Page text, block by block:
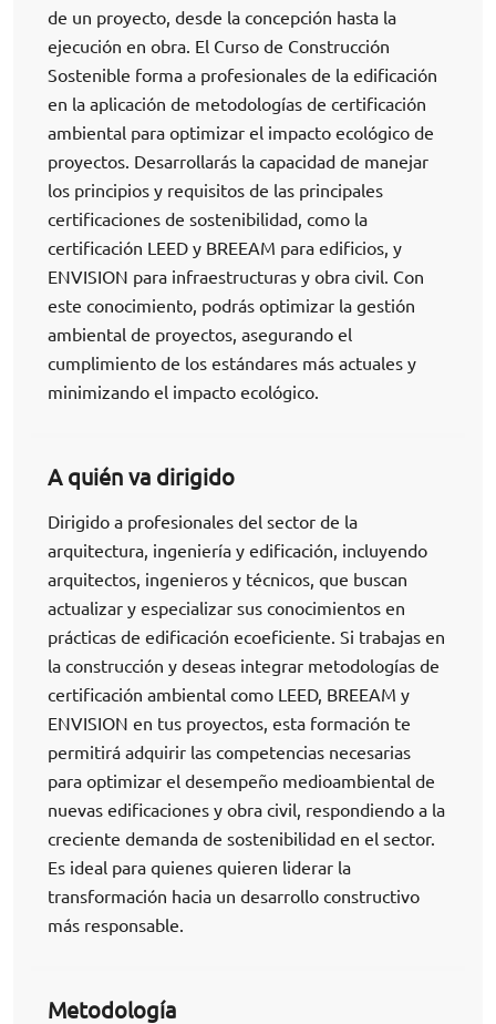
de un proyecto, desde la concepción hasta la
ejecución en obra. El Curso de Construcción
Sostenible forma a profesionales de la edificación
en la aplicación de metodologías de certificación
ambiental para optimizar el impacto ecológico de
proyectos. Desarrollarás la capacidad de manejar
los principios y requisitos de las principales
certificaciones de sostenibilidad, como la
certificación LEED y BREEAM para edificios, y
ENVISION para infraestructuras y obra civil. Con
este conocimiento, podrás optimizar la gestión
ambiental de proyectos, asegurando el
cumplimiento de los estándares más actuales y
minimizando el impacto ecológico.
A quién va dirigido
Dirigido a profesionales del sector de la
arquitectura, ingeniería y edificación, incluyendo
arquitectos, ingenieros y técnicos, que buscan
actualizar y especializar sus conocimientos en
prácticas de edificación ecoeficiente. Si trabajas en
la construcción y deseas integrar metodologías de
certificación ambiental como LEED, BREEAM y
ENVISION en tus proyectos, esta formación te
permitirá adquirir las competencias necesarias
para optimizar el desempeño medioambiental de
nuevas edificaciones y obra civil, respondiendo a la
creciente demanda de sostenibilidad en el sector.
Es ideal para quienes quieren liderar la
transformación hacia un desarrollo constructivo
más responsable.
Metodología